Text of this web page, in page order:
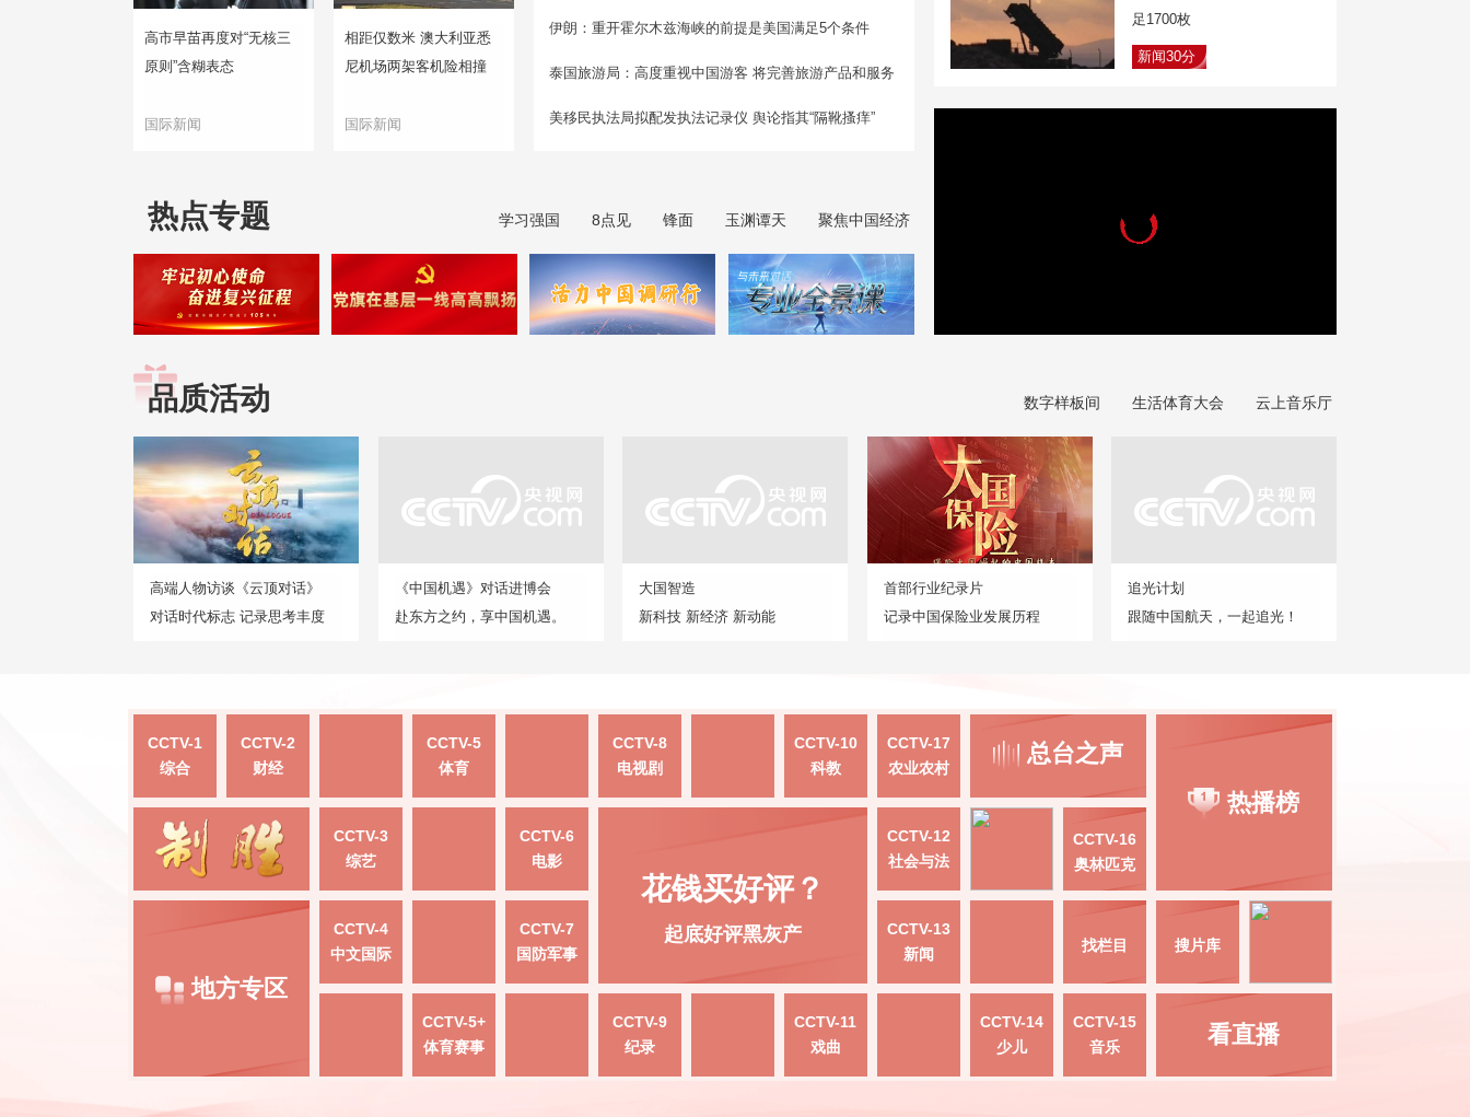
高市早苗再度对“无核三
原则”含糊表态
国际新闻
相距仅数米 澳大利亚悉
尼机场两架客机险相撞
国际新闻
伊朗：重开霍尔木兹海峡的前提是美国满足5个条件
泰国旅游局：高度重视中国游客 将完善旅游产品和服务
美移民执法局拟配发执法记录仪 舆论指其“隔靴搔痒”
热点专题 学习强国 8点见 锋面 玉渊谭天 聚焦中国经济
足1700枚
新闻30分
品质活动 数字样板间 生活体育大会 云上音乐厅
高端人物访谈《云顶对话》
对话时代标志 记录思考丰度
《中国机遇》对话进博会
赴东方之约，享中国机遇。
大国智造
新科技 新经济 新动能
首部行业纪录片
记录中国保险业发展历程
追光计划
跟随中国航天，一起追光！
CCTV-1
综合
CCTV-2
财经
CCTV-5
体育
CCTV-8
电视剧
CCTV-10
科教
CCTV-17
农业农村
总台之声
热播榜
CCTV-3
综艺
CCTV-6
电影
花钱买好评？
起底好评黑灰产
CCTV-12
社会与法
CCTV-16
奥林匹克
地方专区
CCTV-4
中文国际
CCTV-7
国防军事
CCTV-13
新闻
找栏目 搜片库
CCTV-5+
体育赛事
CCTV-9
纪录
CCTV-11
戏曲
CCTV-14
少儿
CCTV-15
音乐
看直播